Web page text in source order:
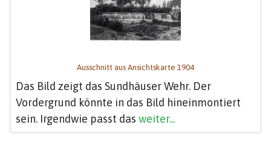
Ausschnitt aus Ansichtskarte 1904
Das Bild zeigt das Sundhäuser Wehr. Der
Vordergrund könnte in das Bild hineinmontiert
sein. Irgendwie passt das weiter...